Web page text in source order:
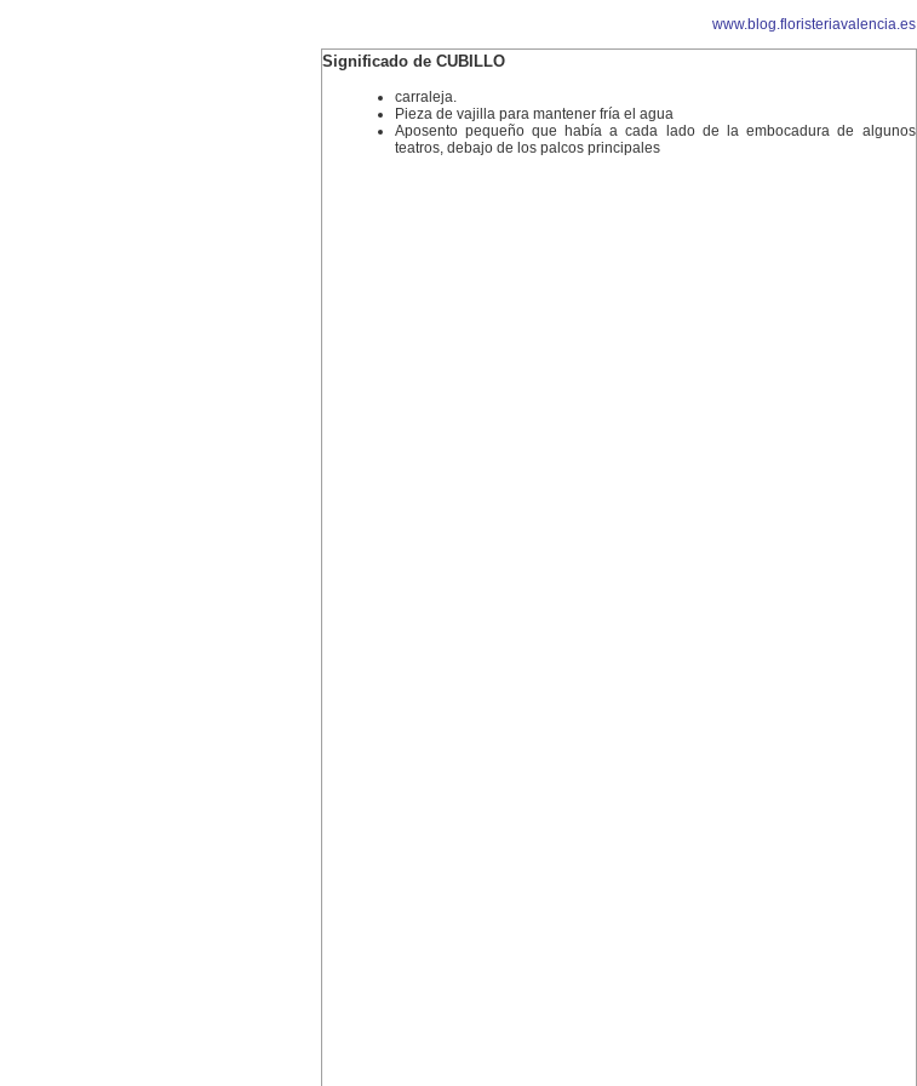
www.blog.floristeriavalencia.es
Significado de CUBILLO
carraleja.
Pieza de vajilla para mantener fría el agua
Aposento pequeño que había a cada lado de la embocadura de algunos
teatros, debajo de los palcos principales